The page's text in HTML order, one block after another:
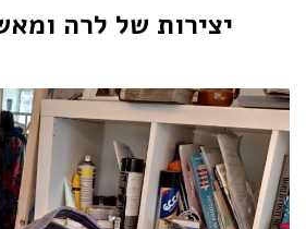
יצירות של לרה